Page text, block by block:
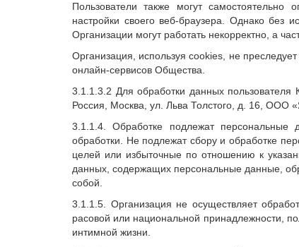
Пользователи также могут самостоятельно
настройки своего веб-браузера. Однако без
Организации могут работать некорректно, а
Организация, используя cookies, не
онлайн-сервисов Общества.
3.1.1.3.2 Для обработки данных пользователя
Россия, Москва, ул. Льва Толстого, д. 16, ООО
3.1.1.4. Обработке подлежат
обработки. Не подлежат сбору и обработке
целей или избыточные по отношению к
данных, содержащих персональные данные,
собой.
3.1.1.5. Организация не осуществляет
расовой или национальной принадлежности,
интимной жизни.